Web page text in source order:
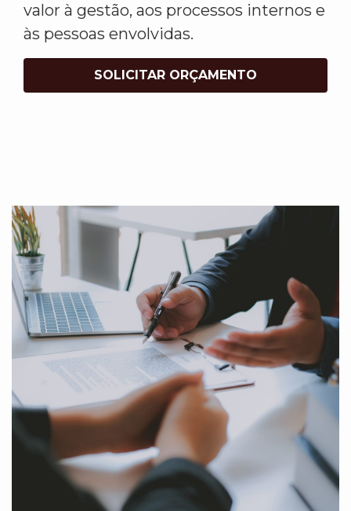
valor à gestão, aos processos internos e
às pessoas envolvidas.
SOLICITAR ORÇAMENTO